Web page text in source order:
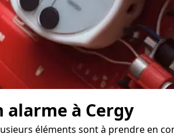
à Cergy
éléments sont à prendre en